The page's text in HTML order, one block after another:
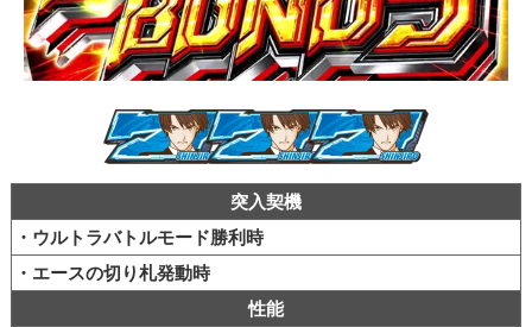
突入契機
・ウルトラバトルモード勝利時
・エースの切り札発動時
性能